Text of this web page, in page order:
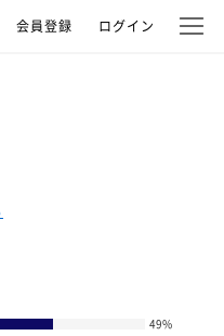
会員登録 ログイン
49%